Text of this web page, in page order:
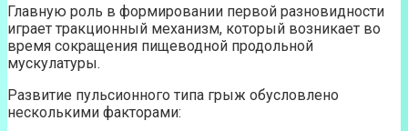
Главную роль в формировании первой разновидности
играет тракционный механизм, который возникает во
время сокращения пищеводной продольной
мускулатуры.
Развитие пульсионного типа грыж обусловлено
несколькими факторами: